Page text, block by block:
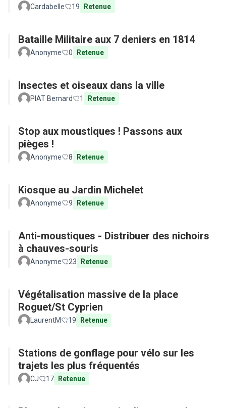
Cardabelle 19 Retenue
Bataille Militaire aux 7 deniers en 1814
Anonyme 0 Retenue
Insectes et oiseaux dans la ville
PIAT Bernard 1 Retenue
Stop aux moustiques ! Passons aux
pièges !
Anonyme 8 Retenue
Kiosque au Jardin Michelet
Anonyme 9 Retenue
Anti-moustiques - Distribuer des nichoirs
à chauves-souris
Anonyme 23 Retenue
Végétalisation massive de la place
Roguet/St Cyprien
LaurentM 19 Retenue
Stations de gonflage pour vélo sur les
trajets les plus fréquentés
CJ 17 Retenue